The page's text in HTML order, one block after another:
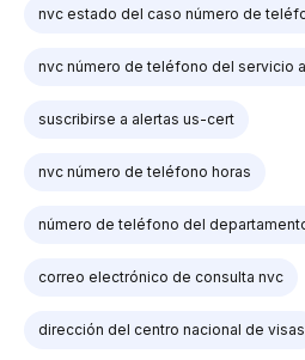
nvc estado del caso número de
nvc número de teléfono del servicio
suscribirse a alertas us-cert
nvc número de teléfono horas
número de teléfono del
correo electrónico de consulta nvc
dirección del centro nacional de visas